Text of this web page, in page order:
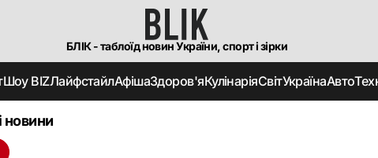
БЛІК - таблоїд новин України, спорт і зірки
Шоу BIZЛайфстайлАфішаЗдоров'яКулінаріяСвітУкраїнаАвто
новини